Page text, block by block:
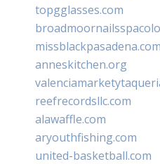
topgglasses.com
missblackpasadena.com
anneskitchen.org
reefrecordsllc.com
alawaffle.com
aryouthfishing.com
united-basketball.com